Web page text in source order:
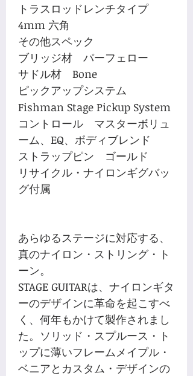
トラスロッドレンチタイプ
4mm 六角
その他スペック
ブリッジ材 パーフェロー
サドル材 Bone
ピックアップシステム
Fishman Stage Pickup System
コントロール マスターボリュ
ーム、EQ、ボディブレンド
ストラップピン ゴールド
リサイクル・ナイロンギグバッ
グ付属
あらゆるステージに対応する、
真のナイロン・ストリング・ト
ーン。
STAGE GUITARは、ナイロンギタ
ーのデザインに革命を起こすべ
く、何年もかけて製作されまし
た。ソリッド・スプルース・ト
ップに薄いフレームメイプル・
ベニアとカスタム・デザインの